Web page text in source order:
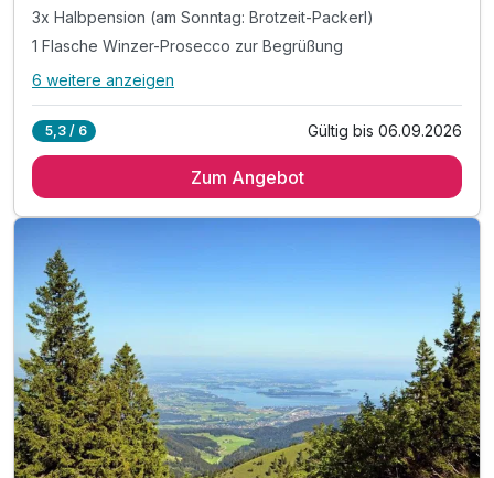
3x Halbpension (am Sonntag: Brotzeit-Packerl)
1 Flasche Winzer-Prosecco zur Begrüßung
Alle Inklusivleistungen
3 x reichhaltiges Frühstück vom Buffet
Chiemsee-Schifffahrtkarten
Inkl. Kurtaxe
inkl. Achental-Card mit vielen Vergünstigungen
inkl. Early Check in nach Möglichkeit
inkl. Möglichkeit auf das Kissen-Menü
Bei Möglichkeit Early-Check in
6 weitere anzeigen
5,3 / 6 Gültig bis 06.09.2026
Zum Angebot